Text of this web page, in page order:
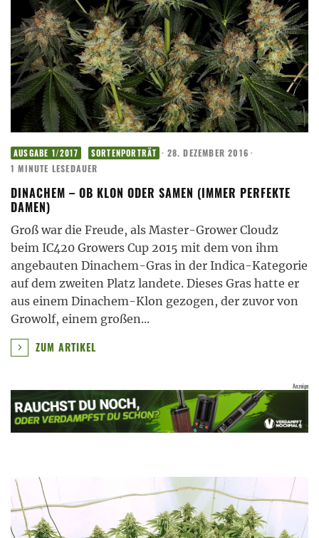
AUSGABE 1/2017 SORTENPORTRÄT · 28. DEZEMBER 2016 ·
1 MINUTE LESEDAUER
DINACHEM – OB KLON ODER SAMEN (IMMER PERFEKTE
DAMEN)
Groß war die Freude, als Master-Grower Cloudz
beim IC420 Growers Cup 2015 mit dem von ihm
angebauten Dinachem-Gras in der Indica-Kategorie
auf dem zweiten Platz landete. Dieses Gras hatte er
aus einem Dinachem-Klon gezogen, der zuvor von
Growolf, einem großen...
ZUM ARTIKEL